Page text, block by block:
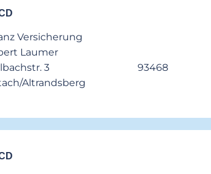
Versicherung
Laumer
3 93468
Altrandsberg